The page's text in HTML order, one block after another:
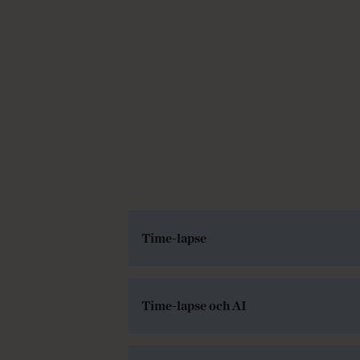
Time-lapse
Time-lapse och AI